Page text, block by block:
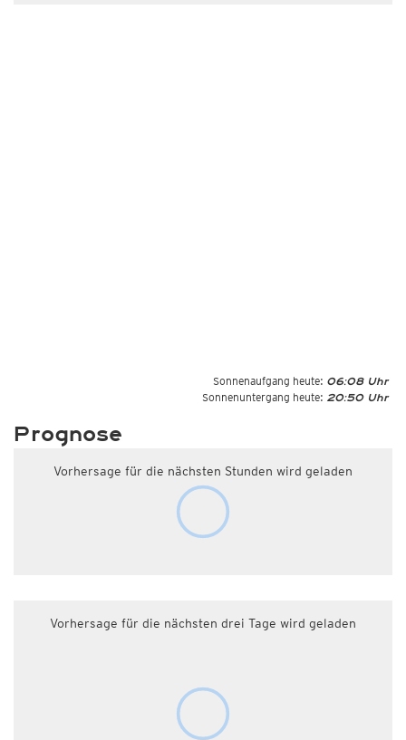
Sonnenaufgang heute: 06:08 Uhr
Sonnenuntergang heute: 20:50 Uhr
Prognose
Vorhersage für die nächsten Stunden wird geladen
Vorhersage für die nächsten drei Tage wird geladen